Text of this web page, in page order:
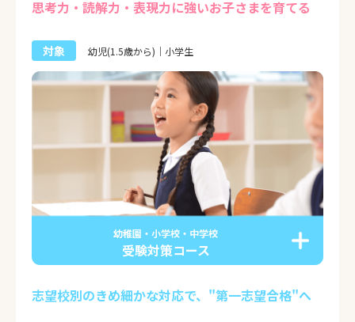
思考力・読解力・表現力に強いお子さまを育てる
対象 幼児(1.5歳から)｜小学生
幼稚園・小学校・中学校
受験対策コース
志望校別のきめ細かな対応で、"第一志望合格"へ